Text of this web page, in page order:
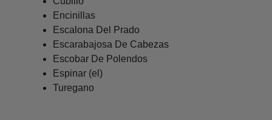
Encinillas
Escalona Del Prado
Escarabajosa De Cabezas
Escobar De Polendos
Espinar (el)
Turegano